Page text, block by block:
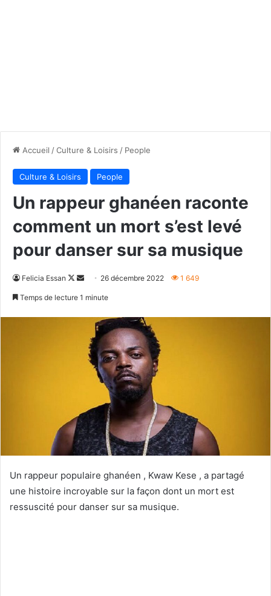
Accueil /Culture & Loisirs / People
Culture & Loisirs People
Un rappeur ghanéen raconte
comment un mort s’est levé
pour danser sur sa musique
Felicia Essan
Follow
Envoyer26 décembre 2022 1 649
Temps de lecture 1 minute
Un rappeur populaire ghanéen , Kwaw Kese , a partagé
une histoire incroyable sur la façon dont un mort est
ressuscité pour danser sur sa musique.